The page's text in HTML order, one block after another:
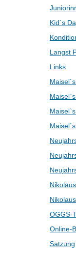
Kid`s
Langst
Links
OGGS-
Online-
Satzung